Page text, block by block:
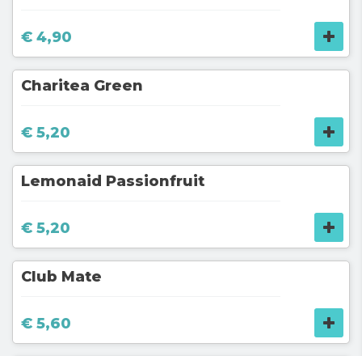
€ 4,90
Charitea Green
€ 5,20
Lemonaid Passionfruit
€ 5,20
Club Mate
€ 5,60